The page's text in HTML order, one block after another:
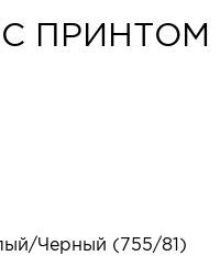
ПРИНТОМ
Черный (755/81)